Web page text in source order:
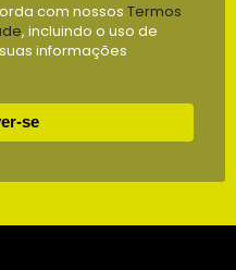
com nossos Termos
, incluindo o uso de
informações
se